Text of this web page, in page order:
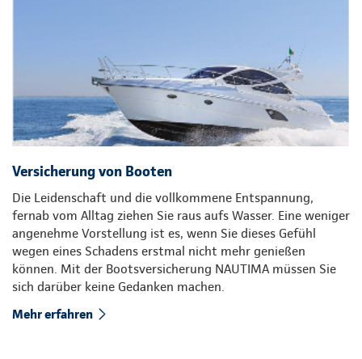
Versicherung von Booten
Die Leidenschaft und die vollkommene Entspannung,
fernab vom Alltag ziehen Sie raus aufs Wasser. Eine weniger
angenehme Vorstellung ist es, wenn Sie dieses Gefühl
wegen eines Schadens erstmal nicht mehr genießen
können. Mit der Bootsversicherung NAUTIMA müssen Sie
sich darüber keine Gedanken machen.
Mehr erfahren